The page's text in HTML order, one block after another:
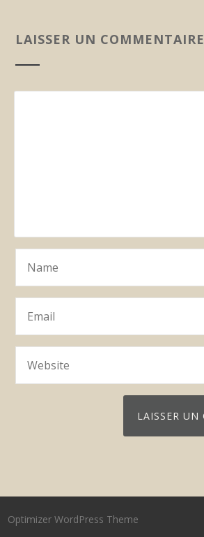
LAISSER UN COMMENTAIRE
Optimizer WordPress Theme